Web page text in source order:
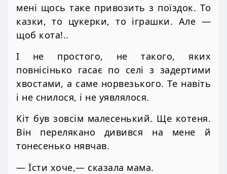
мені щось таке привозить з поїздок. То
казки, то цукерки, то іграшки. Але —
щоб кота!..
І не простого, не такого, яких
повнісінько гасає по селі з задертими
хвостами, а саме норвезького. Те навіть
і не снилося, і не уявлялося.
Кіт був зовсім малесенький. Ще котеня.
Він перелякано дивився на мене й
тонесенько нявчав.
— Їсти хоче,— сказала мама.